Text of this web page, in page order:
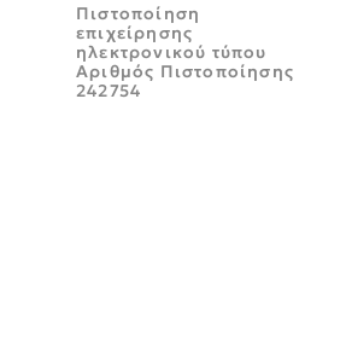
Πιστοποίηση
επιχείρησης
ηλεκτρονικού τύπου
Αριθμός Πιστοποίησης
242754